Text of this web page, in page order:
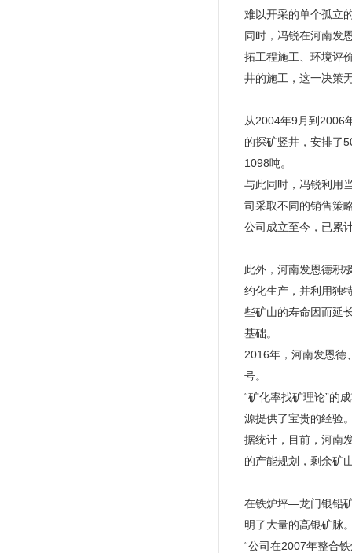
难以开采的单个孤立
同时，冯锐在河南发
拓工程施工、环境评
井的施工，这一决策
从2004年9月到2006
的探矿竖井，安排了
1098吨。
与此同时，冯锐利用
司采取不同的销售策
公司成立至今，已累
此外，河南发恩德积
约化生产，并利用独
些矿山的寿命因而延
基础。
2016年，河南发恩德
号。
“矿化率找矿理论”的
源提供了宝贵的经验
据统计，目前，河南
的产能规划，剩余矿
在铁炉坪—龙门银铅
明了大量的高银矿脉
“公司在2007年整合